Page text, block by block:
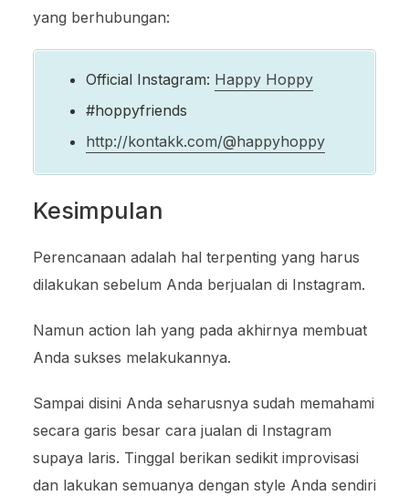
yang berhubungan:
Official Instagram: Happy Hoppy
#hoppyfriends
http://kontakk.com/@happyhoppy
Kesimpulan
Perencanaan adalah hal terpenting yang harus
dilakukan sebelum Anda berjualan di Instagram.
Namun action lah yang pada akhirnya membuat
Anda sukses melakukannya.
Sampai disini Anda seharusnya sudah memahami
secara garis besar cara jualan di Instagram
supaya laris. Tinggal berikan sedikit improvisasi
dan lakukan semuanya dengan style Anda sendiri